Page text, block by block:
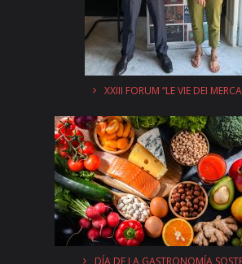
XXIII FORUM “LE VIE DEI